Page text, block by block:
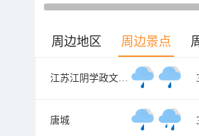
周边地区 周边景点
江苏江阴学政文化旅游区
唐城